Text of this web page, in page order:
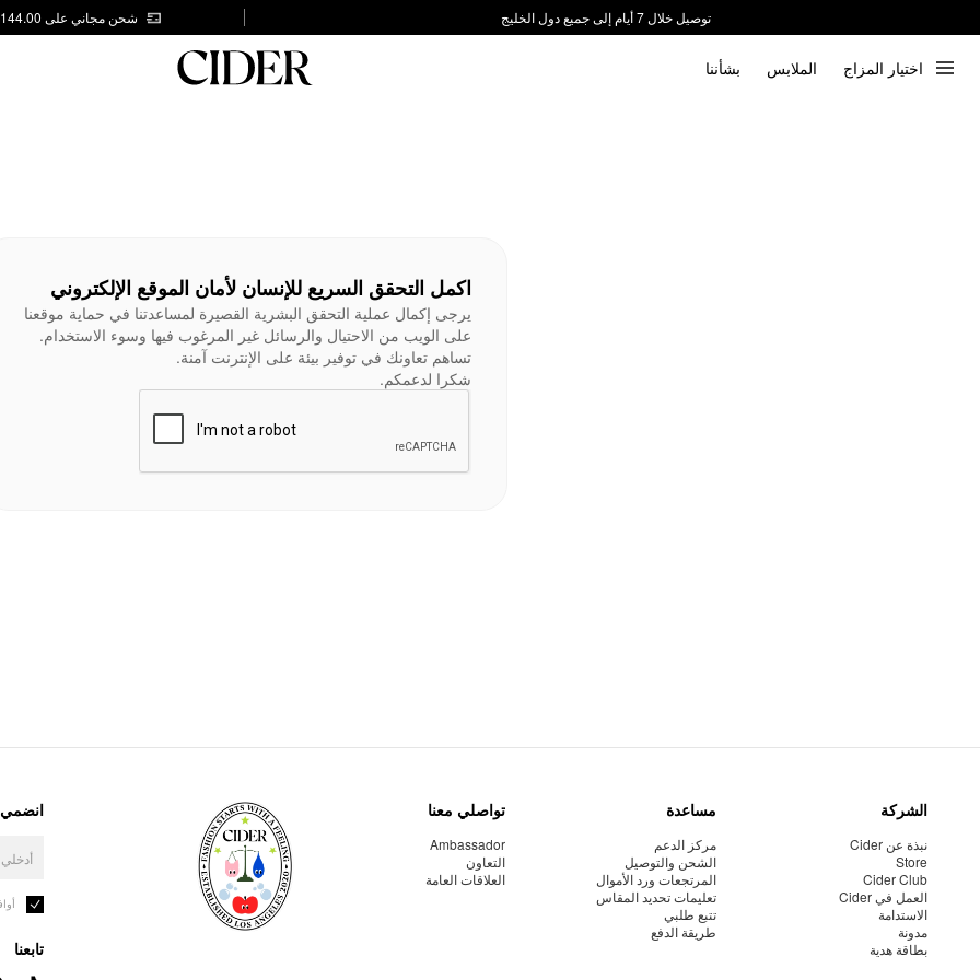
توصيل خلال 7 أيام إلى جميع دول الخليج
شحن مجاني على AED 144.00
اختيار المزاج الملابس بشأننا
اكمل التحقق السريع للإنسان لأمان الموقع الإلكتروني
يرجى إكمال عملية التحقق البشرية القصيرة لمساعدتنا في حماية موقعنا
على الويب من الاحتيال والرسائل غير المرغوب فيها وسوء الاستخدام.
تساهم تعاونك في توفير بيئة على الإنترنت آمنة.
شكرا لدعمكم.
الشركة
نبذة عن Cider
Store
Cider Club
العمل في Cider
الاستدامة
مدونة
بطاقة هدية
مساعدة
مركز الدعم
الشحن والتوصيل
المرتجعات ورد الأموال
تعليمات تحديد المقاس
تتبع طلبي
طريقة الدفع
تواصلي معنا
Ambassador
التعاون
العلاقات العامة
انضمي
تابعنا